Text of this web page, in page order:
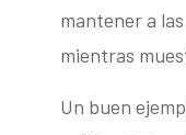
mantener a
mientras
Un buen